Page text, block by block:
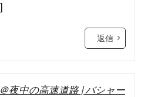
返信
中の高速道路 | バシャー